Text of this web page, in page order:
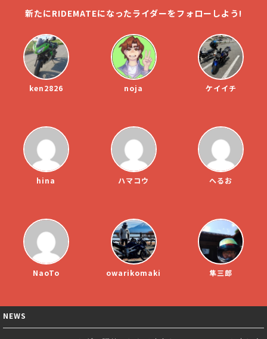
新たにRIDEMATEになったライダーをフォローしよう!
ken2826 noja ケイイチ
hina ハマコウ へるお
NaoTo owarikomaki 隼三郎
NEWS